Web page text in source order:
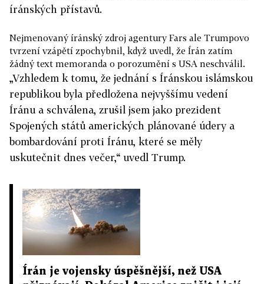
íránských přístavů.
Nejmenovaný íránský zdroj agentury Fars ale Trumpovo
tvrzení vzápětí zpochybnil, když uvedl, že Írán zatím
žádný text memoranda o porozumění s USA neschválil.
„Vzhledem k tomu, že jednání s Íránskou islámskou
republikou byla předložena nejvyššímu vedení
Íránu a schválena, zrušil jsem jako prezident
Spojených států amerických plánované údery a
bombardování proti Íránu, které se měly
uskutečnit dnes večer,“ uvedl Trump.
Írán je vojensky úspěšnější, než USA